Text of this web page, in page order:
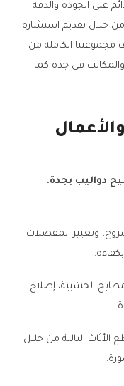
على الجودة والدقة
خلال تقديم استشارة
الكاملة من
والمكاتب في جدة كما
دواليب بجدة،
وتغيير المفصلات
الخشبية، إصلاح
الأثاث البالية من خلال